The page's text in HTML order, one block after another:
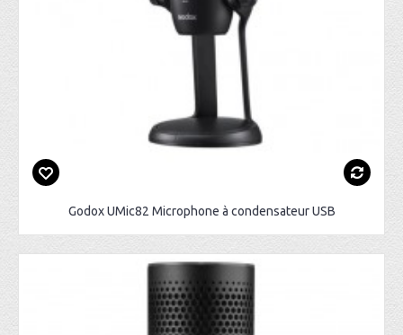
Godox UMic82 Microphone à condensateur USB